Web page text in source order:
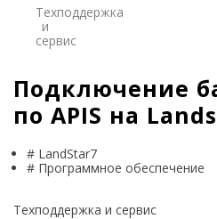
Системы на экскаваторы
Системы на бульдозеры
Мониторинг
ГНСС-мониторинг
Техподдержка
и
сервис
Подключение
по APIS на
# LandStar7
# Программное обеспечение
Техподдержка и сервис